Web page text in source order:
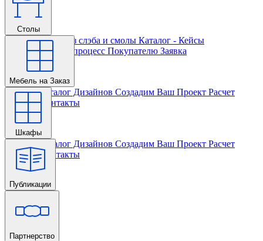
Столы
Главная Столы из слэба и смолы Каталог - Кейсы
Кастомизации и процесс Покупателю Заявка
Мебель на Заказ
Главная Каталог Дизайнов Создадим Ваш Проект Расчет
Проекта
Контакты
Шкафы
Главная Каталог Дизайнов Создадим Ваш Проект Расчет
Проекта Контакты
Публикации
Главная
Партнерство